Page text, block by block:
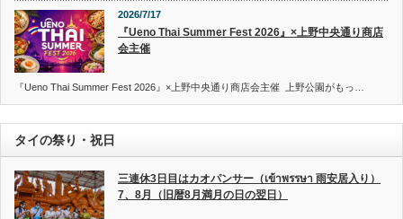
2026/7/17
『Ueno Thai Summer Fest 2026』×上野中央通り商店
会主催
『Ueno Thai Summer Fest 2026』×上野中央通り商店会主催 上野公園がもっ…
タイの祭り・祝日
三連休3日目はカオパンサー（เข้าพรรษา 雨安居入り）
7、8月（旧暦8月満月の日の翌日）